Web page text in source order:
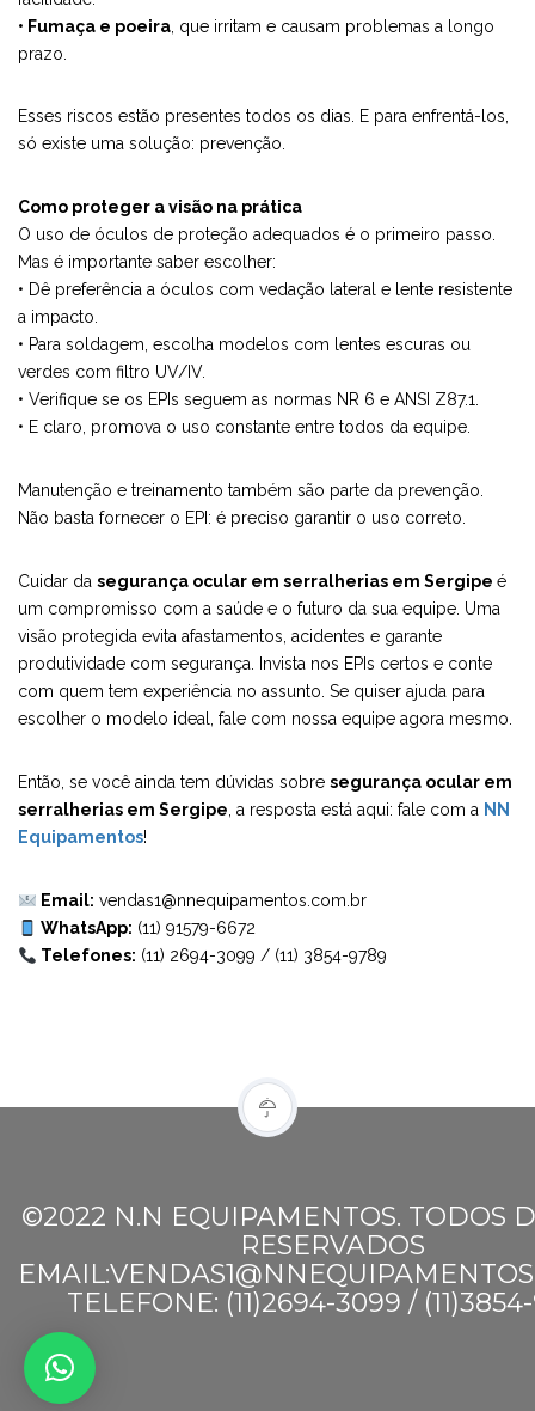
• Fumaça e poeira , que irritam e causam problemas a longo
prazo.
Esses riscos estão presentes todos os dias. E para enfrentá-los,
só existe uma solução: prevenção.
Como proteger a visão na prática
O uso de óculos de proteção adequados é o primeiro passo.
Mas é importante saber escolher:
• Dê preferência a óculos com vedação lateral e lente resistente
a impacto.
• Para soldagem, escolha modelos com lentes escuras ou
verdes com filtro UV/IV.
• Verifique se os EPIs seguem as normas NR 6 e ANSI Z87.1.
• E claro, promova o uso constante entre todos da equipe.
Manutenção e treinamento também são parte da prevenção.
Não basta fornecer o EPI: é preciso garantir o uso correto.
Cuidar da segurança ocular em serralherias em Sergipe é
um compromisso com a saúde e o futuro da sua equipe. Uma
visão protegida evita afastamentos, acidentes e garante
produtividade com segurança. Invista nos EPIs certos e conte
com quem tem experiência no assunto. Se quiser ajuda para
escolher o modelo ideal, fale com nossa equipe agora mesmo.
Então, se você ainda tem dúvidas sobre segurança ocular em
serralherias em Sergipe, a resposta está aqui: fale com a NN
Equipamentos!
Email: vendas1@nnequipamentos.com.br
WhatsApp: (11) 91579-6672
Telefones: (11) 2694-3099 / (11) 3854-9789
©2022 N.N EQUIPAMENTOS. TODOS
RESERVADOS
TELEFONE: (11)2694-3099 /